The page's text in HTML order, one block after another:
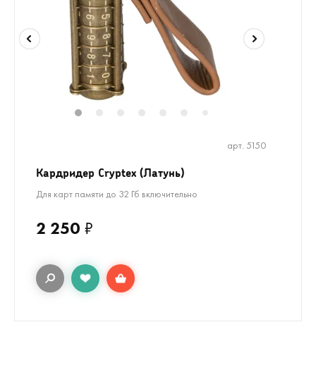
Кардридер Cryptex (Латунь)
Для карт памяти до 32 Гб включительно
арт. 5150
2 250 ₽